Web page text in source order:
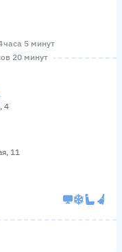
часа 5 минут
20 минут
4
11